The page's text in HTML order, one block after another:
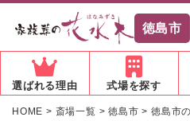
徳島市
選ばれる理由 式場を探す
HOME > 斎場一覧 >徳島市 >徳島市